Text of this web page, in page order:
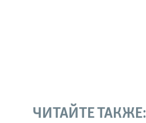
ЧИТАЙТЕ ТАКЖЕ: